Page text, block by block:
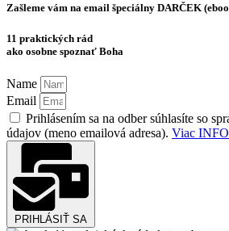
Zašleme vám na email špeciálny DARČEK
11 praktických rád
ako osobne spoznať Boha
Name
Email
Prihlásením sa na odber súhlasíte so
údajov (meno emailová adresa). Viac INFO
PRIHLÁSIŤ SA